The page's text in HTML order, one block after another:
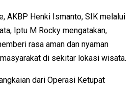
AKBP Henki Ismanto, SIK melalui
Iptu M Rocky mengatakan,
rasa aman dan nyaman
di sekitar lokasi wisata.
dari Operasi Ketupat